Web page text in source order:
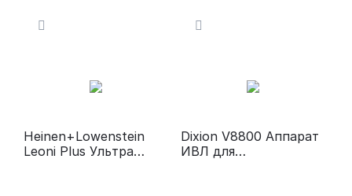
Heinen+Lowenstein
Leoni Plus Ультра
Dixion V8800 Аппарат
ИВЛ для